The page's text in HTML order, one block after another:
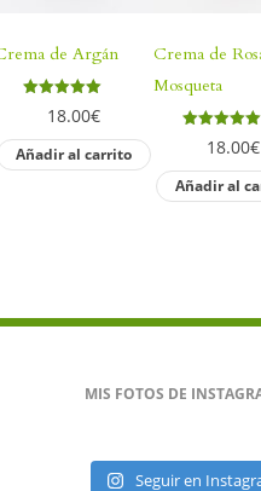
de Argán
Valorado con
de 5
18.00€
Añadir al carrito
Crema de
Mosqueta
Valorado con
de 5
18.00€
Añadir al
MIS FOTOS DE
Seguir en